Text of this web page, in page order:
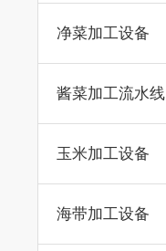
净菜加工设备
酱菜加工流水线
玉米加工设备
海带加工设备